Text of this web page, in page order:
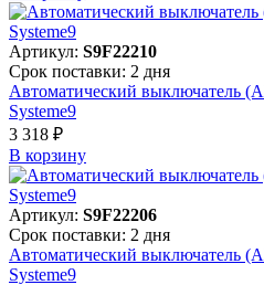
Артикул: S9F22210
Срок поставки: 2 дня
Автоматический выключатель
Systeme9
3 318 ₽
В корзинy
Артикул: S9F22206
Срок поставки: 2 дня
Автоматический выключатель
Systeme9